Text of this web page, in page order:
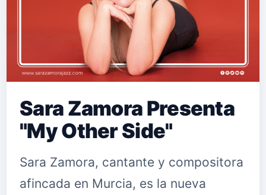
Sara Zamora Presenta
"My Other Side"
Sara Zamora, cantante y compositora
afincada en Murcia, es la nueva